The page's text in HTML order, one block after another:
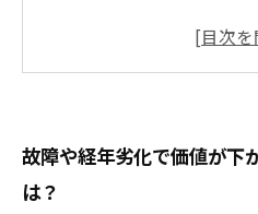
専門業者が教える、状
値見極め術
故障や経年劣化で価値が下
は？